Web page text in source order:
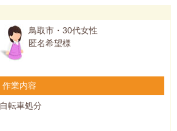
鳥取市・30代女性
匿名希望様
作業内容
自転車処分